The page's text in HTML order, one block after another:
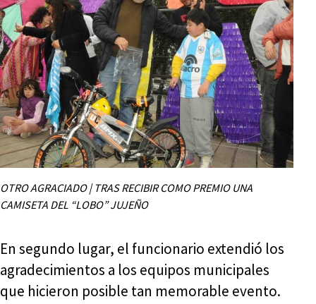
OTRO AGRACIADO | TRAS RECIBIR COMO PREMIO UNA
CAMISETA DEL “LOBO” JUJEÑO
En segundo lugar, el funcionario extendió los
agradecimientos a los equipos municipales
que hicieron posible tan memorable evento.